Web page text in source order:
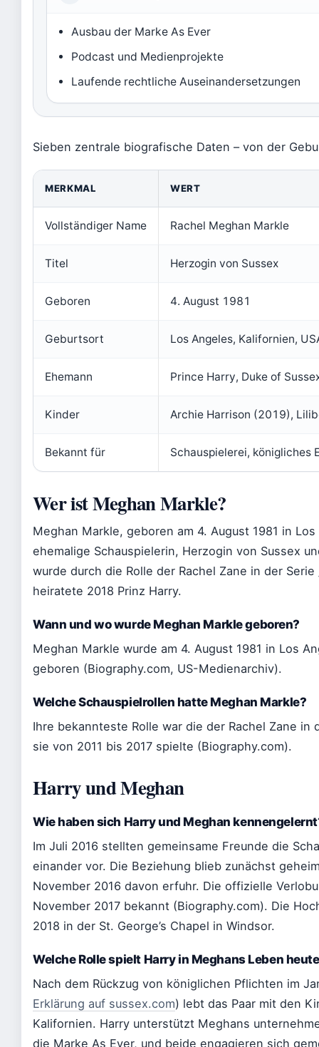
Ausbau der Marke As Ever
Podcast und Medienprojekte
Laufende rechtliche Auseinandersetzungen
Sieben zentrale biografische Daten – von der
MERKMAL WERT
Vollständiger Name Rachel Meghan Markle
Titel Herzogin von Sussex
Geboren 4. August 1981
Geburtsort Los Angeles, Kalifornien,
Ehemann Prince Harry, Duke of
Kinder Archie Harrison (2019),
Bekannt für Schauspielerei, königliches
Wer ist Meghan Markle?
Meghan Markle, geboren am 4. August 1981 in
ehemalige Schauspielerin, Herzogin von Sussex
wurde durch die Rolle der Rachel Zane in der Serie
heiratete 2018 Prinz Harry.
Wann und wo wurde Meghan Markle geboren?
Meghan Markle wurde am 4. August 1981 in Los
geboren (Biography.com, US-Medienarchiv).
Welche Schauspielrollen hatte Meghan Markle?
Ihre bekannteste Rolle war die der Rachel Zane in
sie von 2011 bis 2017 spielte (Biography.com).
Harry und Meghan
Wie haben sich Harry und Meghan
Im Juli 2016 stellten gemeinsame Freunde die
einander vor. Die Beziehung blieb zunächst
November 2016 davon erfuhr. Die offizielle
November 2017 bekannt (Biography.com). Die
2018 in der St. George’s Chapel in Windsor.
Welche Rolle spielt Harry in Meghans Leben
Nach dem Rückzug von königlichen Pflichten im
Erklärung auf sussex.com) lebt das Paar mit den
Kalifornien. Harry unterstützt Meghans
die Marke As Ever, und beide engagieren sich